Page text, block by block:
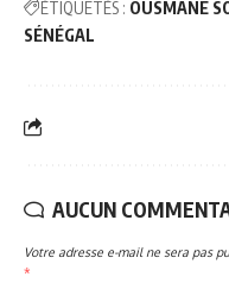
ÉTIQUETÉS : OUSMANE
SÉNÉGAL
AUCUN
Votre adresse e-mail ne sera pas
*